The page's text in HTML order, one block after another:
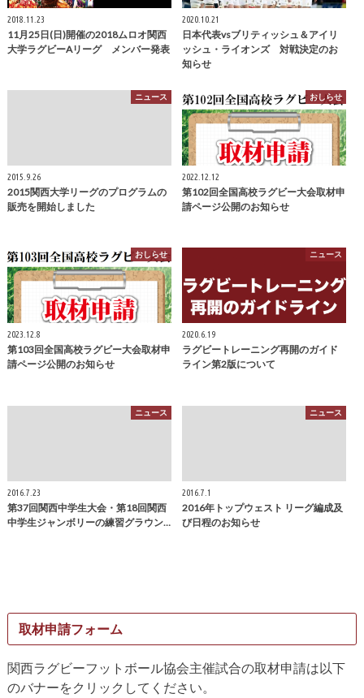
2018.11.23
11月25日(日)開催の2018ムロオ関西
大学ラグビーAリーグ メンバー発表
2020.10.21
日本代表vsブリティッシュ＆アイリ
ッシュ・ライオンズ 対戦決定のお
知らせ
ニュース
2015.9.26
2015関西大学リーグのプログラムの
販売を開始しました
おしらせ
2022.12.12
第102回全国高校ラグビー大会取材申
請ページ公開のお知らせ
おしらせ
2023.12.8
第103回全国高校ラグビー大会取材申
請ページ公開のお知らせ
ニュース
2020.6.19
ラグビートレーニング再開のガイド
ライン第2版について
ニュース
2016.7.23
第37回関西中学生大会・第18回関西
中学生ジャンボリーの練習グラウン…
ニュース
2016.7.1
2016年トップウェスト リーグ編成及
び日程のお知らせ
取材申請フォーム
関西ラグビーフットボール協会主催試合の取材申請は以下
のバナーをクリックしてください。